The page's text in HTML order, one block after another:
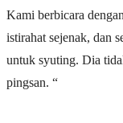
Kami berbicara
istirahat sejenak, dan
untuk syuting. Dia
pingsan. “